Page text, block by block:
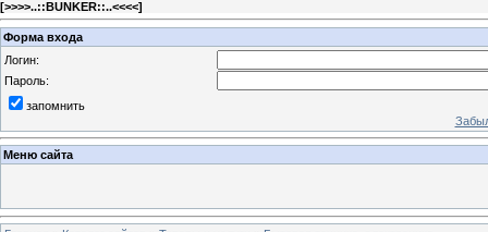
[>>>>..::BUNKER::..<<<<]
Форма входа
Логин:
Пароль:
запомнить
Меню сайта